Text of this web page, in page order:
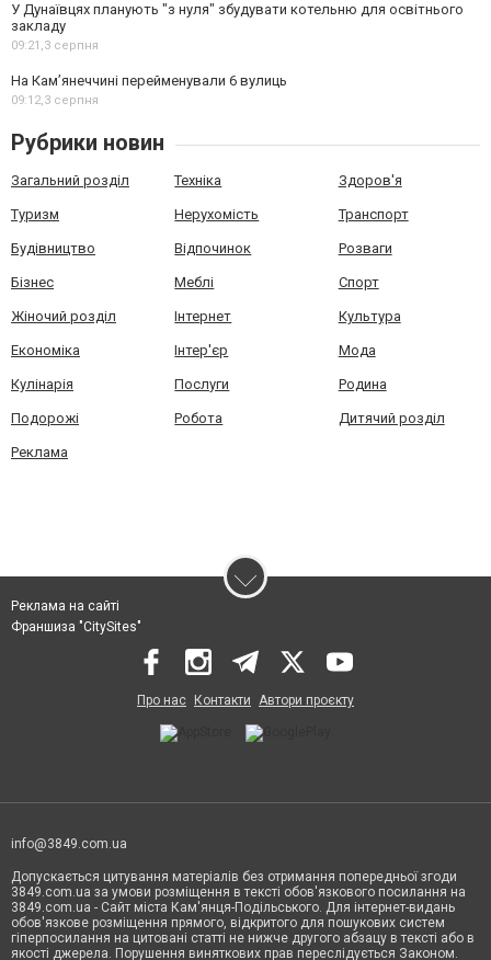
У Дунаївцях планують "з нуля" збудувати котельню для освітнього
закладу
09:21,3 серпня
На Камʼянеччині перейменували 6 вулиць
09:12,3 серпня
Рубрики новин
Загальний розділ Техніка Здоров'я
Туризм Нерухомість Транспорт
Будівництво Відпочинок Розваги
Бізнес Меблі Спорт
Жіночий розділ Інтернет Культура
Економіка Інтер'єр Мода
Кулінарія Послуги Родина
Подорожі Робота Дитячий розділ
Реклама
Реклама на сайті
Франшиза "CitySites"
Про нас Контакти Автори проєкту
info@3849.com.ua
Допускається цитування матеріалів без отримання попередньої згоди
3849.com.ua за умови розміщення в тексті обов'язкового посилання на
3849.com.ua - Сайт міста Кам'янця-Подільського. Для інтернет-видань
обов'язкове розміщення прямого, відкритого для пошукових систем
гіперпосилання на цитовані статті не нижче другого абзацу в тексті або в
якості джерела. Порушення виняткових прав переслідується Законом.